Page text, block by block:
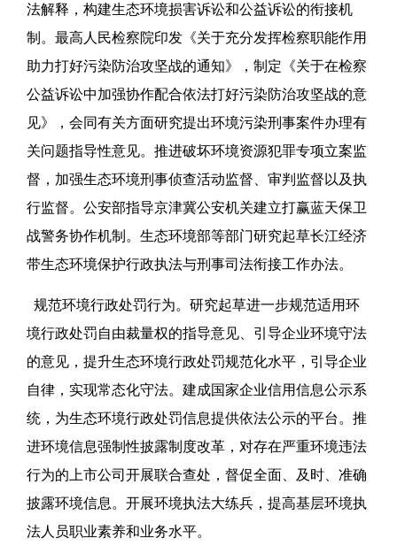
法解释，构建生态环境损害诉讼和公益诉讼的衔接机
制。最高人民检察院印发《关于充分发挥检察职能作用
助力打好污染防治攻坚战的通知》，制定《关于在检察
公益诉讼中加强协作配合依法打好污染防治攻坚战的意
见》，会同有关方面研究提出环境污染刑事案件办理有
关问题指导性意见。推进破坏环境资源犯罪专项立案监
督，加强生态环境刑事侦查活动监督、审判监督以及执
行监督。公安部指导京津冀公安机关建立打赢蓝天保卫
战警务协作机制。生态环境部等部门研究起草长江经济
带生态环境保护行政执法与刑事司法衔接工作办法。
规范环境行政处罚行为。研究起草进一步规范适用环
境行政处罚自由裁量权的指导意见、引导企业环境守法
的意见，提升生态环境行政处罚规范化水平，引导企业
自律，实现常态化守法。建成国家企业信用信息公示系
统，为生态环境行政处罚信息提供依法公示的平台。推
进环境信息强制性披露制度改革，对存在严重环境违法
行为的上市公司开展联合查处，督促全面、及时、准确
披露环境信息。开展环境执法大练兵，提高基层环境执
法人员职业素养和业务水平。